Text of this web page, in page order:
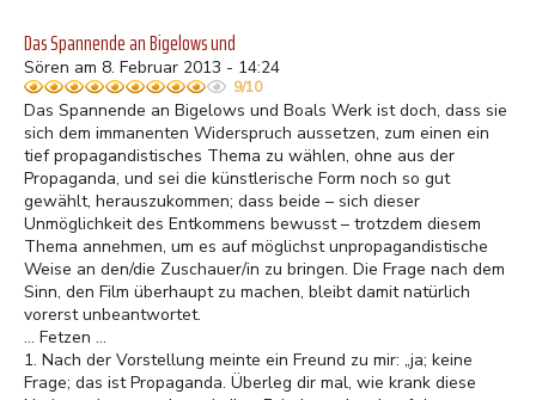
Das Spannende an Bigelows und
Sören am 8. Februar 2013 - 14:24
9/10
Das Spannende an Bigelows und Boals Werk ist doch, dass sie
sich dem immanenten Widerspruch aussetzen, zum einen ein
tief propagandistisches Thema zu wählen, ohne aus der
Propaganda, und sei die künstlerische Form noch so gut
gewählt, herauszukommen; dass beide – sich dieser
Unmöglichkeit des Entkommens bewusst – trotzdem diesem
Thema annehmen, um es auf möglichst unpropagandistische
Weise an den/die Zuschauer/in zu bringen. Die Frage nach dem
Sinn, den Film überhaupt zu machen, bleibt damit natürlich
vorerst unbeantwortet.
... Fetzen ...
1. Nach der Vorstellung meinte ein Freund zu mir: „ja; keine
Frage; das ist Propaganda. Überleg dir mal, wie krank diese